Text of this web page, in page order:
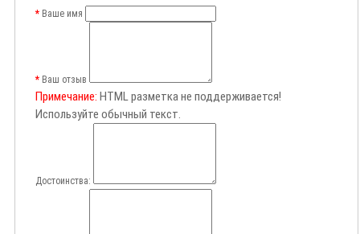
Ваше имя
Ваш отзыв
Примечание: HTML разметка не поддерживается!
Используйте обычный текст.
Достоинства: